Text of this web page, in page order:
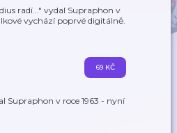
radí..." vydal Supraphon v
vychází poprvé digitálně.
Supraphon v roce 1963 - nyní
69 KČ